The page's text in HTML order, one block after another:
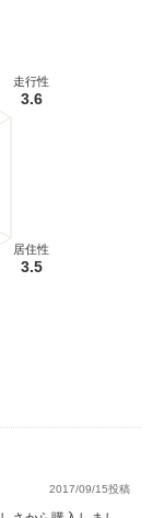
走行性
3.6
居住性
3.5
2017/09/15投稿